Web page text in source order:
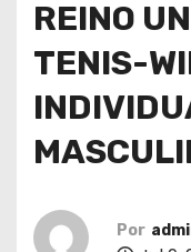
REINO
TENIS-
Por